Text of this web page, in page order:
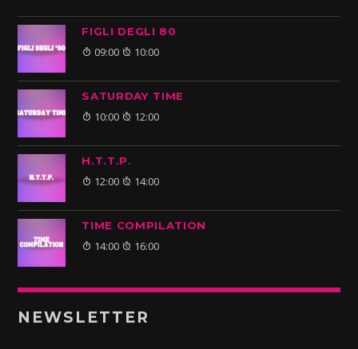
FIGLI DEGLI 80
09:00 10:00
SATURDAY TIME
10:00 12:00
H.T.T.P.
12:00 14:00
TIME COMPILATION
14:00 16:00
NEWSLETTER